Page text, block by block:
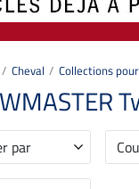
Cheval Collections
par